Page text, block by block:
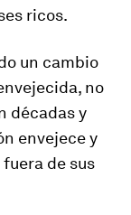
ricos.
un cambio
no
décadas y
envejece y
de sus